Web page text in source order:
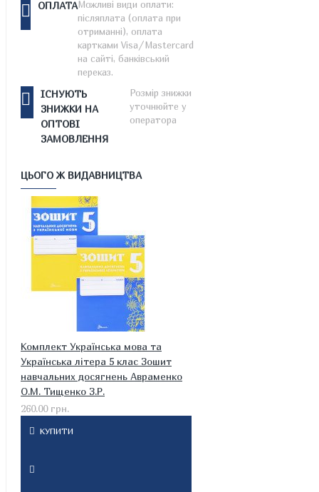
ОПЛАТАМожливі види оплати:
післяплата (оплата при
отриманні), оплата
картками Visa/Mastercard
на сайті, банківський
переказ.
ІСНУЮТЬ
ЗНИЖКИ НА
ОПТОВІ
ЗАМОВЛЕННЯ
Розмір знижки
уточнюйте у
оператора
ЦЬОГО Ж ВИДАВНИЦТВА
Комплект Українська мова та
Українська літера 5 клас Зошит
навчальних досягнень Авраменко
О.М. Тищенко З.Р.
260.00 грн.
КУПИТИ